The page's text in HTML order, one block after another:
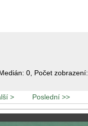
Medián: 0 , Počet zobrazení:
> Poslední >>